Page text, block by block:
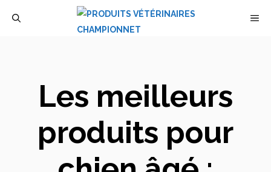
Les meilleurs
produits pour